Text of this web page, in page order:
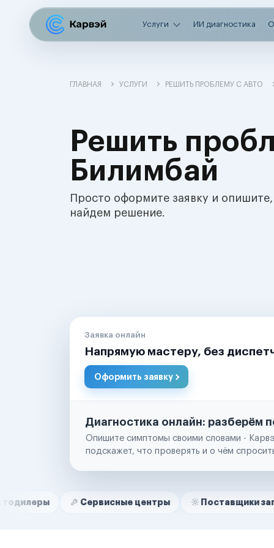
Услуги ИИ диагностика
ГЛАВНАЯ УСЛУГИ РЕШИТЬ ПРОБЛЕМУ С АВТО
Решить
Билимбай
Просто оформите заявку и
найдем решение.
Заявка онлайн
Напрямую мастеру, без
Оформить заявку
Диагностика онлайн: разберём
Опишите симптомы своими словами -
подскажет, что проверять и о чём
Нам доверяют
Сервисные центры Поставщики запчастей
Маркетплейсы